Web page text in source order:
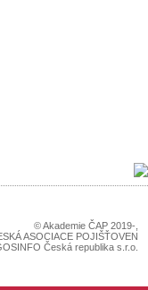
© Akademie ČAP 2019-
ASOCIACE POJIŠŤOVEN
Česká republika s.r.o.